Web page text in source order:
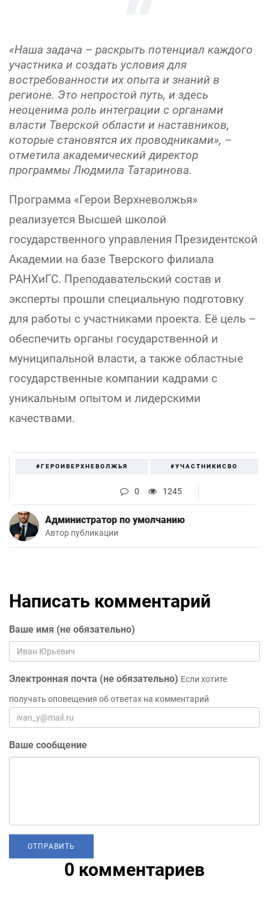
«Наша задача – раскрыть потенциал каждого
участника и создать условия для
востребованности их опыта и знаний в
регионе. Это непростой путь, и здесь
неоценима роль интеграции с органами
власти Тверской области и наставников,
которые становятся их проводниками», –
отметила академический директор
программы Людмила Татаринова.
Программа «Герои Верхневолжья»
реализуется Высшей школой
государственного управления Президентской
Академии на базе Тверского филиала
РАНХиГС. Преподавательский состав и
эксперты прошли специальную подготовку
для работы с участниками проекта. Её цель –
обеспечить органы государственной и
муниципальной власти, а также областные
государственные компании кадрами с
уникальным опытом и лидерскими
качествами.
#ГЕРОИВЕРХНЕВОЛЖЬЯ #УЧАСТНИКИСВО
0 1245
Администратор по умолчанию
Автор публикации
Написать комментарий
Ваше имя (не обязательно)
Электронная почта (не обязательно) Если хотите
получать оповещения об ответах на комментарий
Ваше сообщение
0 комментариев